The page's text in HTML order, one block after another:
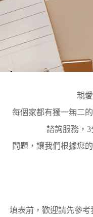
親
每個家都有獨一無二
諮詢服務，
問題，讓我們根據您
填表前，歡迎請先參考